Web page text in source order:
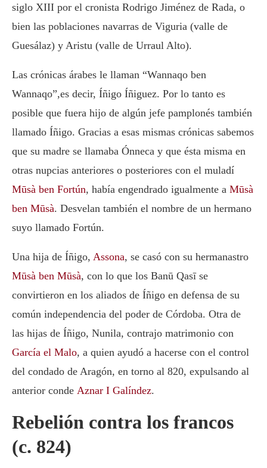
siglo XIII por el cronista Rodrigo Jiménez de Rada, o
bien las poblaciones navarras de Viguria (valle de
Guesálaz) y Aristu (valle de Urraul Alto).
Las crónicas árabes le llaman “Wannaqo ben
Wannaqo”,es decir, Íñigo Íñiguez. Por lo tanto es
posible que fuera hijo de algún jefe pamplonés también
llamado Íñigo. Gracias a esas mismas crónicas sabemos
que su madre se llamaba Ónneca y que ésta misma en
otras nupcias anteriores o posteriores con el muladí
Mūsà ben Fortún, había engendrado igualmente a Mūsà
ben Mūsà. Desvelan también el nombre de un hermano
suyo llamado Fortún.
Una hija de Íñigo, Assona, se casó con su hermanastro
Mūsà ben Mūsà, con lo que los Banū Qasī se
convirtieron en los aliados de Íñigo en defensa de su
común independencia del poder de Córdoba. Otra de
las hijas de Íñigo, Nunila, contrajo matrimonio con
García el Malo, a quien ayudó a hacerse con el control
del condado de Aragón, en torno al 820, expulsando al
anterior conde Aznar I Galíndez.
Rebelión contra los francos
(c. 824)